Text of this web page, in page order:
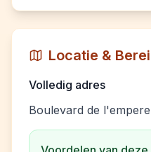
Locatie &
Volledig adres
Boulevard de